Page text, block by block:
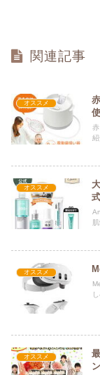
関連記事
オススメ
紹
オススメ
オススメ
オススメ